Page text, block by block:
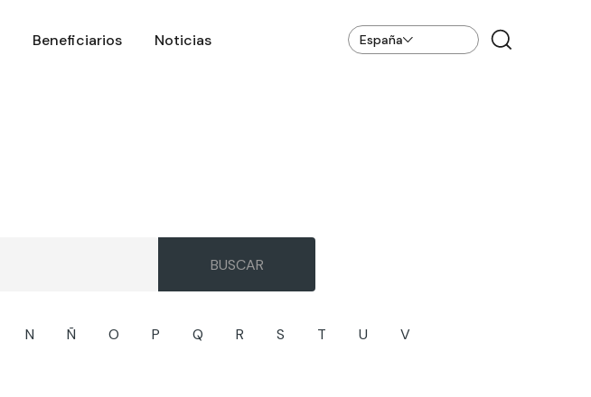
Beneficiarios Noticias España
N Ñ O P Q R S T U
V